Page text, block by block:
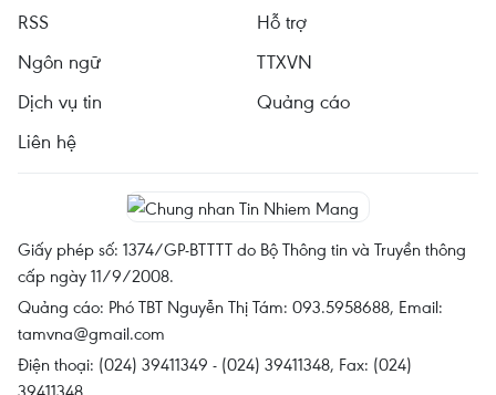
RSS
Hỗ trợ
Ngôn ngữ
TTXVN
Dịch vụ tin
Quảng cáo
Liên hệ
Giấy phép số: 1374/GP-BTTTT do Bộ Thông tin và Truyền thông
cấp ngày 11/9/2008.
Quảng cáo: Phó TBT Nguyễn Thị Tám: 093.5958688, Email:
tamvna@gmail.com
Điện thoại: (024) 39411349 - (024) 39411348, Fax: (024)